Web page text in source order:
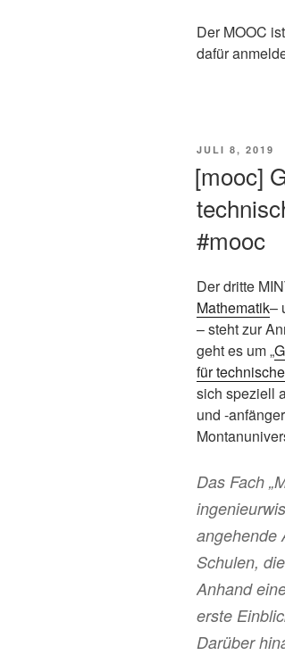
Der MOOC
dafür
JULI 8, 2019
[mooc]
#mooc
Der dritte
Mathematik–
– steht zur
geht es um „
für
sich speziell
und -
Das Fach
angehende
Schulen,
Anhand
erste
Darüber